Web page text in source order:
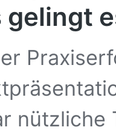
gelingt
nützliche